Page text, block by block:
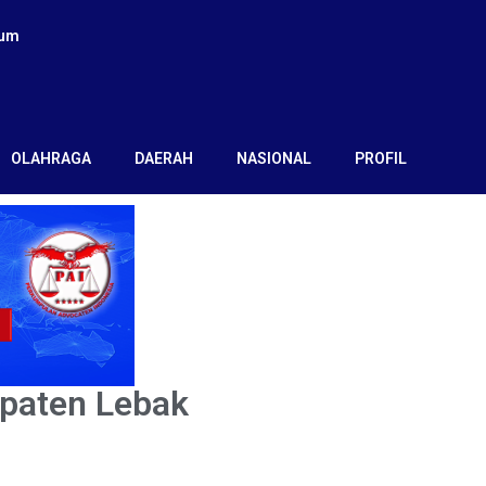
OLAHRAGA DAERAH NASIONAL PROFIL
Lebak